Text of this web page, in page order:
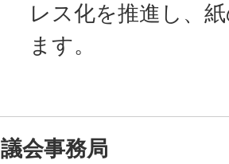
レス化を推進し、
ます。
議会事務局